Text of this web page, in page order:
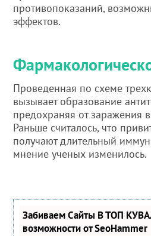
противопоказаний,
эффектов.
Проведенная по схеме
вызывает образование
предохраняя от заражения
Раньше считалось, что
получают длительный
мнение ученых изменилось.
Забиваем Сайты В ТОП
возможности от SeoHammer